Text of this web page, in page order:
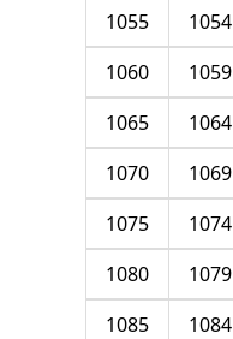
1054
1055
1059
1060
1064
1065
1069
1070
1074
1075
1079
1080
1084
1085